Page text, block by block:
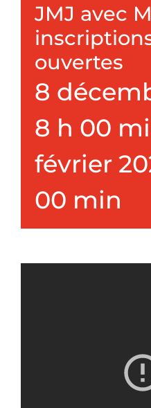
JMJ avec
ouvertes
8
8 h 00
février
00 min